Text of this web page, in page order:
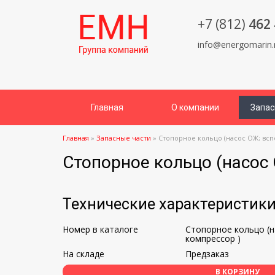
+7 (812) 462
Главная О компании
Главная » Запасные части » Стопорное кольцо (насос ОЖ;
Стопорное кольцо
Технические характеристики
Номер в каталоге Стопорное кольцо
компрессор )
На складе
Предзаказ
В КОРЗИНУ